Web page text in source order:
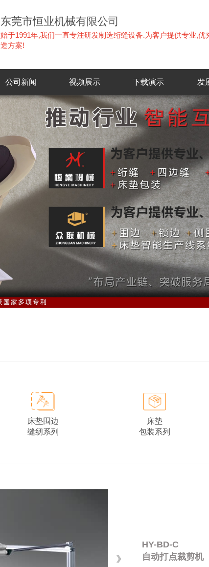
东莞市恒业机械有限公司
始于1991年,我们一直专注研发制造绗缝设备.为客户提供专业,优
造方案!
公司新闻 视频展示 下载演示 发
床垫围边
缝纫系列
床垫
包装系列
HY-BD-C
自动打点裁剪机